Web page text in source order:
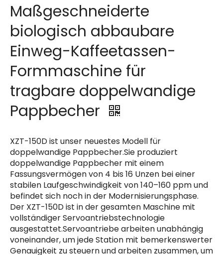
Maßgeschneiderte
biologisch abbaubare
Einweg-Kaffeetassen-
Formmaschine für
tragbare doppelwandige
Pappbecher
XZT-150D ist unser neuestes Modell für
doppelwandige Pappbecher.Sie produziert
doppelwandige Pappbecher mit einem
Fassungsvermögen von 4 bis 16 Unzen bei einer
stabilen Laufgeschwindigkeit von 140–160 ppm und
befindet sich noch in der Modernisierungsphase.
Der XZT-150D ist in der gesamten Maschine mit
vollständiger Servoantriebstechnologie
ausgestattet.Servoantriebe arbeiten unabhängig
voneinander, um jede Station mit bemerkenswerter
Genauigkeit zu steuern und arbeiten zusammen, um